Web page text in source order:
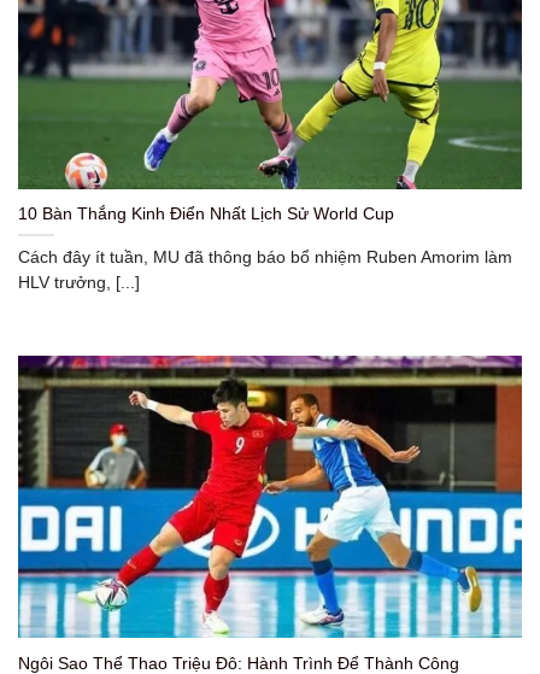
10 Bàn Thắng Kinh Điển Nhất Lịch Sử World Cup
Cách đây ít tuần, MU đã thông báo bổ nhiệm Ruben Amorim làm
HLV trưởng, [...]
Ngôi Sao Thể Thao Triệu Đô: Hành Trình Để Thành Công